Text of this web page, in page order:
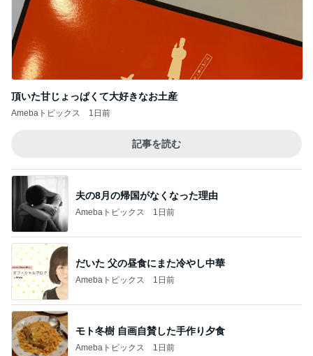
頂いた甘じょっぱくて大好きなお土産
Amebaトピックス 1日前
記事を読む
夫の8月の帰国がなくなった理由
Amebaトピックス 1日前
だいた 父の昼食にまた冷やし中華
Amebaトピックス 1日前
モト冬樹 自画自賛した手作り夕食
Amebaトピックス 1日前